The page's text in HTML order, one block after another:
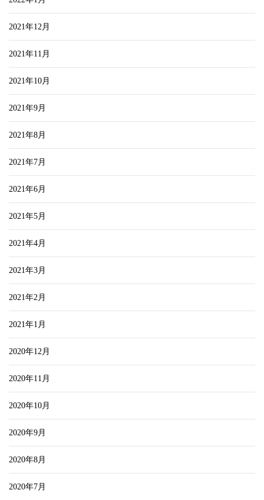
2021年12月
2021年11月
2021年10月
2021年9月
2021年8月
2021年7月
2021年6月
2021年5月
2021年4月
2021年3月
2021年2月
2021年1月
2020年12月
2020年11月
2020年10月
2020年9月
2020年8月
2020年7月